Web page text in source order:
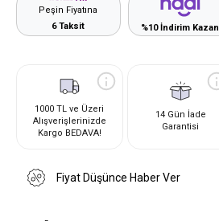
Peşin Fiyatına
6 Taksit
%10 İndirim Kazan
1000 TL ve Üzeri
Alışverişlerinizde
Kargo BEDAVA!
14 Gün İade
Garantisi
Fiyat Düşünce Haber Ver